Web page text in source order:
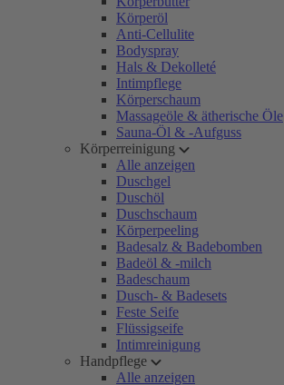
Körperöl
Anti-Cellulite
Bodyspray
Hals & Dekolleté
Intimpflege
Körperschaum
Massageöle & ätherische Öle
Sauna-Öl & -Aufguss
Körperreinigung
Alle anzeigen
Duschgel
Duschöl
Duschschaum
Körperpeeling
Badesalz & Badebomben
Badeöl & -milch
Badeschaum
Dusch- & Badesets
Feste Seife
Flüssigseife
Intimreinigung
Handpflege
Alle anzeigen